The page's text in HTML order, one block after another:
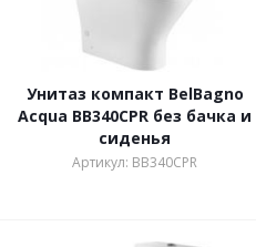
Унитаз компакт BelBagno
Acqua BB340CPR без бачка и
сиденья
Артикул: BB340CPR